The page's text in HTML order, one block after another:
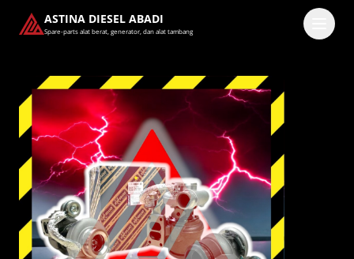
ASTINA DIESEL ABADI
Spare-parts alat berat, generator, dan alat tambang
Masuk
Pilih methode masuk
Lanjutkan dengan Google
Dengan melanjutkan, kamu telah membaca dan setuju
denganKetentuan LayanandanKebijakan Privasi kami.